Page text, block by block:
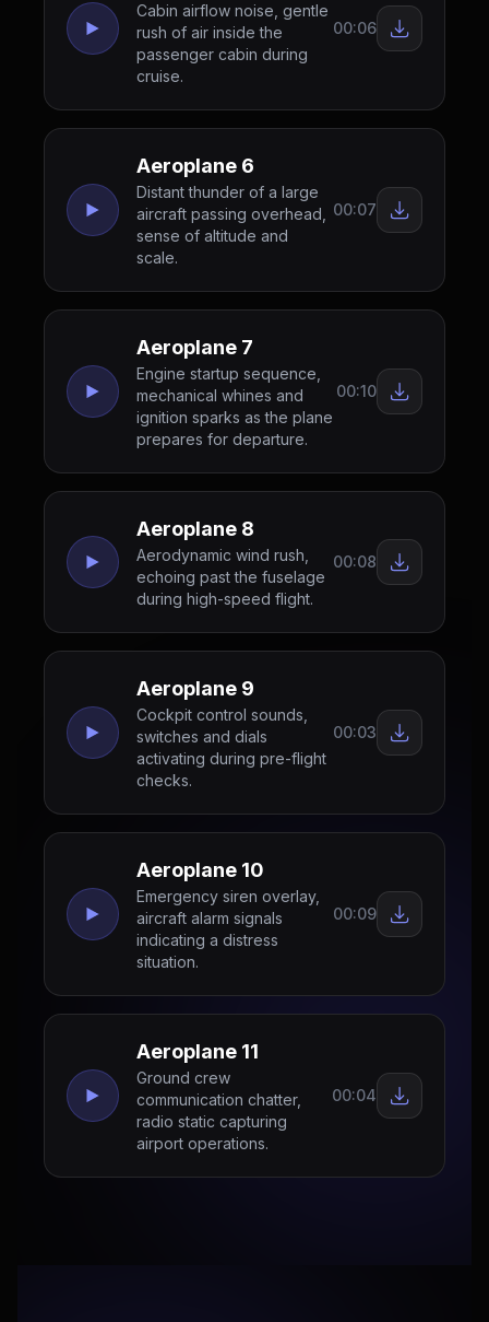
Cabin airflow noise, gentle
rush of air inside the
passenger cabin during
cruise.
00:06
Aeroplane 6
Distant thunder of a large
aircraft passing overhead,
sense of altitude and
scale.
00:07
Aeroplane 7
Engine startup sequence,
mechanical whines and
ignition sparks as the plane
prepares for departure.
00:10
Aeroplane 8
Aerodynamic wind rush,
echoing past the fuselage
during high-speed flight.
00:08
Aeroplane 9
Cockpit control sounds,
switches and dials
activating during pre-flight
checks.
00:03
Aeroplane 10
Emergency siren overlay,
aircraft alarm signals
indicating a distress
situation.
00:09
Aeroplane 11
Ground crew
communication chatter,
radio static capturing
airport operations.
00:04